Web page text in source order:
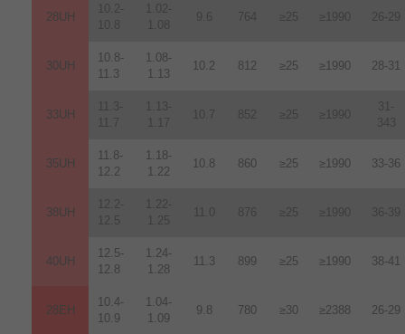
28UH
10.2-
10.8
1.02-
1.08
9.6 764 ≥25 ≥1990 26-29
30UH
10.8-
11.3
1.08-
1.13
10.2 812 ≥25 ≥1990 28-31
33UH
11.3-
11.7
1.13-
1.17
10.7 852 ≥25 ≥1990
31-
343
35UH
11.8-
12.2
1.18-
1.22
10.8 860 ≥25 ≥1990 33-36
38UH
12.2-
12.5
1.22-
1.25
11.0 876 ≥25 ≥1990 36-39
40UH
12.5-
12.8
1.24-
1.28
11.3 899 ≥25 ≥1990 38-41
28EH
10.4-
10.9
1.04-
1.09
9.8 780 ≥30 ≥2388 26-29